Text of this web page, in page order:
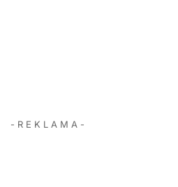
- R E K L A M A -